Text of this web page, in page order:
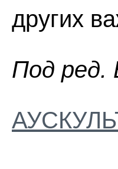
других
Пoд peд.